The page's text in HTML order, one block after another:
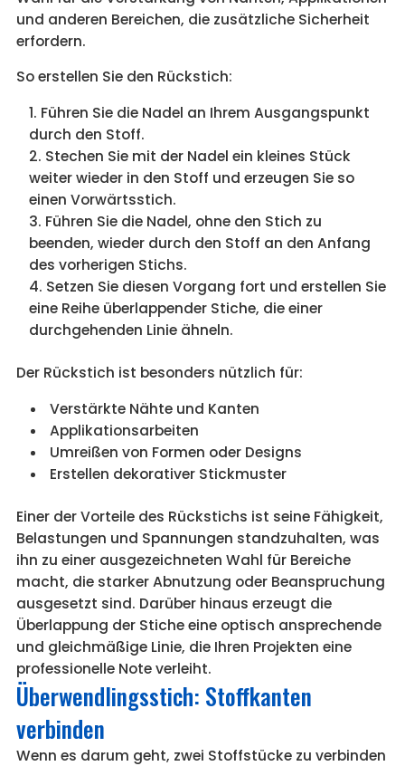
und anderen Bereichen, die zusätzliche Sicherheit
erfordern.
So erstellen Sie den Rückstich:
Führen Sie die Nadel an Ihrem Ausgangspunkt
durch den Stoff.
Stechen Sie mit der Nadel ein kleines Stück
weiter wieder in den Stoff und erzeugen Sie so
einen Vorwärtsstich.
Führen Sie die Nadel, ohne den Stich zu
beenden, wieder durch den Stoff an den Anfang
des vorherigen Stichs.
Setzen Sie diesen Vorgang fort und erstellen Sie
eine Reihe überlappender Stiche, die einer
durchgehenden Linie ähneln.
Der Rückstich ist besonders nützlich für:
Verstärkte Nähte und Kanten
Applikationsarbeiten
Umreißen von Formen oder Designs
Erstellen dekorativer Stickmuster
Einer der Vorteile des Rückstichs ist seine Fähigkeit,
Belastungen und Spannungen standzuhalten, was
ihn zu einer ausgezeichneten Wahl für Bereiche
macht, die starker Abnutzung oder Beanspruchung
ausgesetzt sind. Darüber hinaus erzeugt die
Überlappung der Stiche eine optisch ansprechende
und gleichmäßige Linie, die Ihren Projekten eine
professionelle Note verleiht.
Überwendlingsstich: Stoffkanten
verbinden
Wenn es darum geht, zwei Stoffstücke zu verbinden